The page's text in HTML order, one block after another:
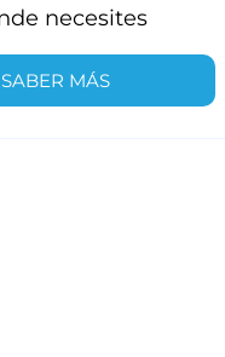
necesites
SABER MÁS